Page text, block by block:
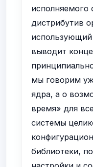
исполняемого
дистрибутив
использующий
выводит
мы говорим
ядра, а о
время» для
системы
библиотеки,